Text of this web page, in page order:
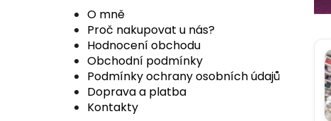
O mně
Proč nakupovat u nás?
Hodnocení obchodu
Obchodní podmínky
Podmínky ochrany osobních údajů
Doprava a platba
Kontakty